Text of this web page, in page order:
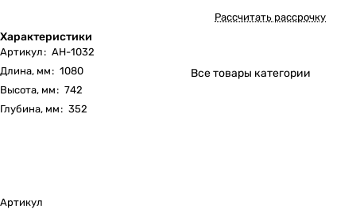
Характеристики
Артикул: АН-1032
Длина, мм: 1080
Высота, мм: 742
Глубина, мм: 352
Рассчитать рассрочку
Все товары категории
Артикул